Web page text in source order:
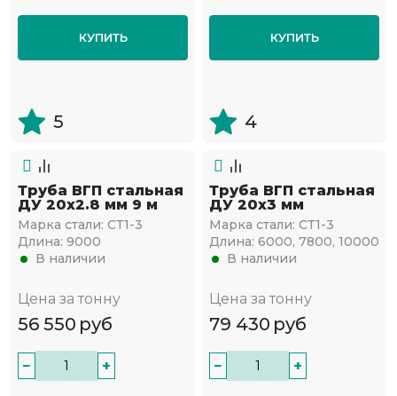
КУПИТЬ
5
КУПИТЬ
4
Труба ВГП стальная
ДУ 20х2.8 мм 9 м
Марка стали: СТ1-3
Длина: 9000
В наличии
Цена за тонну
56 550 руб
− +
Труба ВГП стальная
ДУ 20х3 мм
Марка стали: СТ1-3
Длина: 6000, 7800, 10000
В наличии
Цена за тонну
79 430 руб
− +